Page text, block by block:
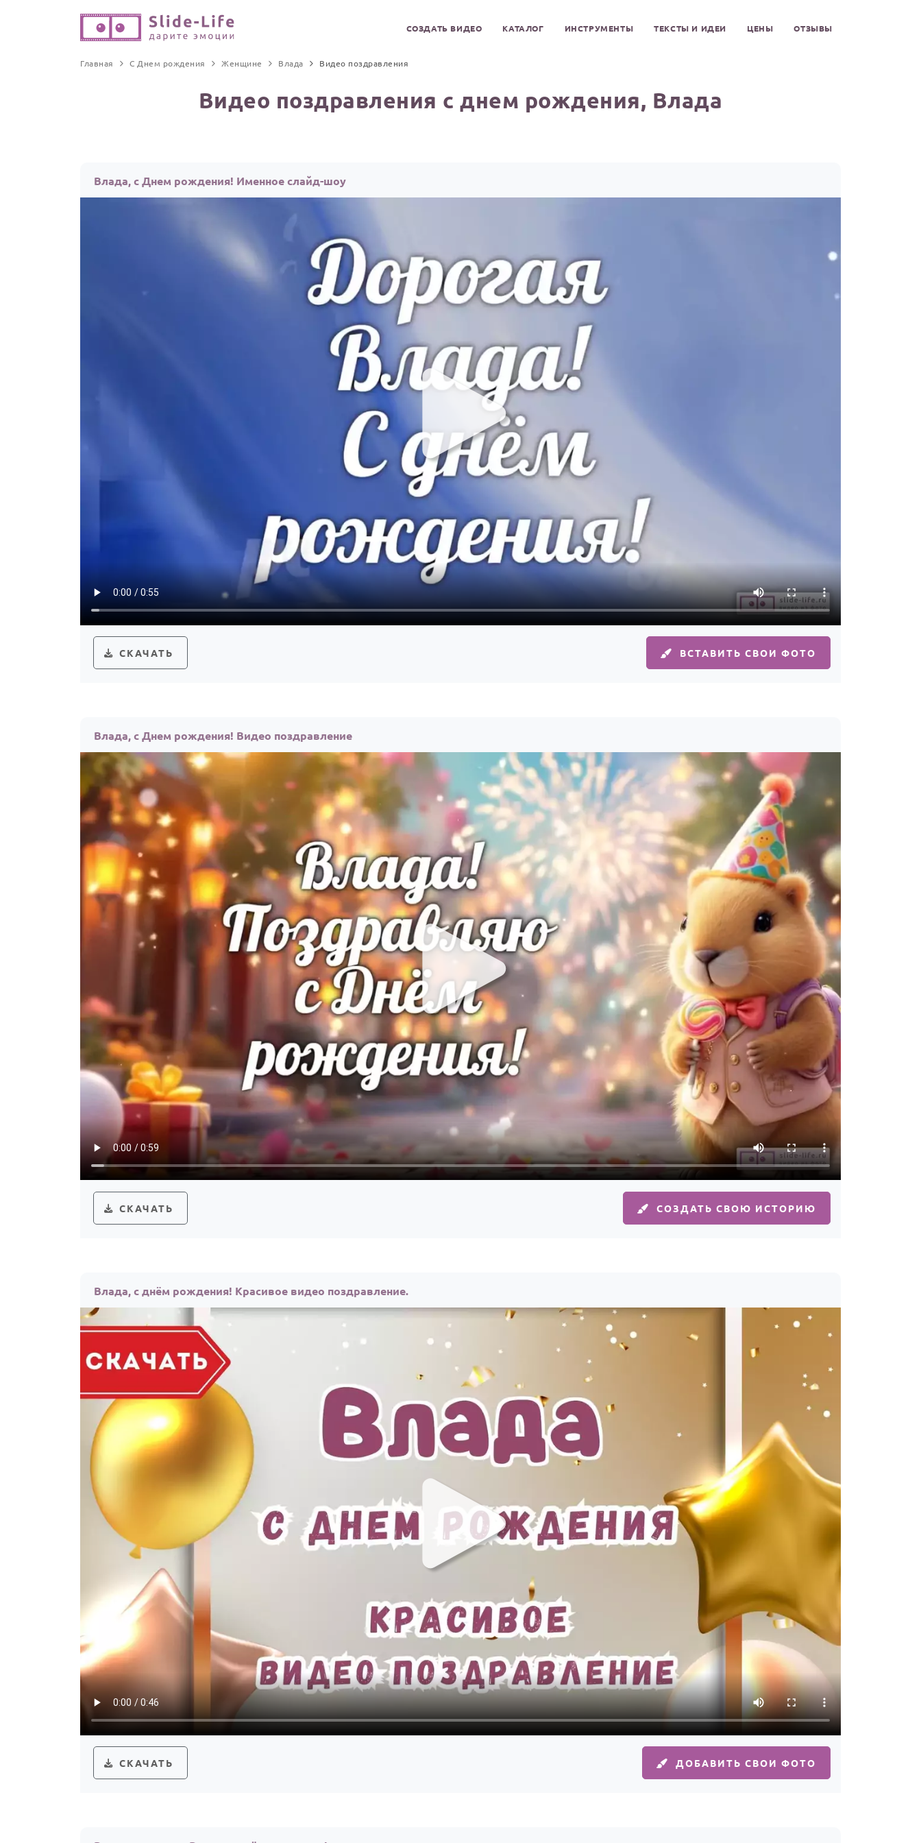
СОЗДАТЬ ВИДЕО КАТАЛОГ ИНСТРУМЕНТЫ ТЕКСТЫ И ИДЕИ ЦЕНЫ ОТЗЫВЫ
Главная С Днем рождения Женщине Влада Видео поздравления
Видео поздравления с днем рождения, Влада
Влада, с Днем рождения! Именное слайд-шоу
СКАЧАТЬ ВСТАВИТЬ СВОИ ФОТО
Влада, с Днем рождения! Видео поздравление
СКАЧАТЬ СОЗДАТЬ СВОЮ ИСТОРИЮ
Влада, с днём рождения! Красивое видео поздравление.
СКАЧАТЬ ДОБАВИТЬ СВОИ ФОТО